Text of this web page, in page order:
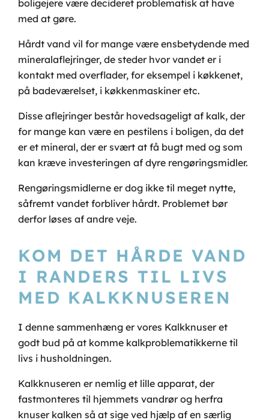
boligejere være decideret problematisk at have
med at gøre.
Hårdt vand vil for mange være ensbetydende med
mineralaflejringer, de steder hvor vandet er i
kontakt med overflader, for eksempel i køkkenet,
på badeværelset, i køkkenmaskiner etc.
Disse aflejringer består hovedsageligt af kalk, der
for mange kan være en pestilens i boligen, da det
er et mineral, der er svært at få bugt med og som
kan kræve investeringen af dyre rengøringsmidler.
Rengøringsmidlerne er dog ikke til meget nytte,
såfremt vandet forbliver hårdt. Problemet bør
derfor løses af andre veje.
KOM DET HÅRDE VAND
I RANDERS TIL LIVS
MED KALKKNUSEREN
I denne sammenhæng er vores Kalkknuser et
godt bud på at komme kalkproblematikkerne til
livs i husholdningen.
Kalkknuseren er nemlig et lille apparat, der
fastmonteres til hjemmets vandrør og herfra
knuser kalken så at sige ved hjælp af en særlig